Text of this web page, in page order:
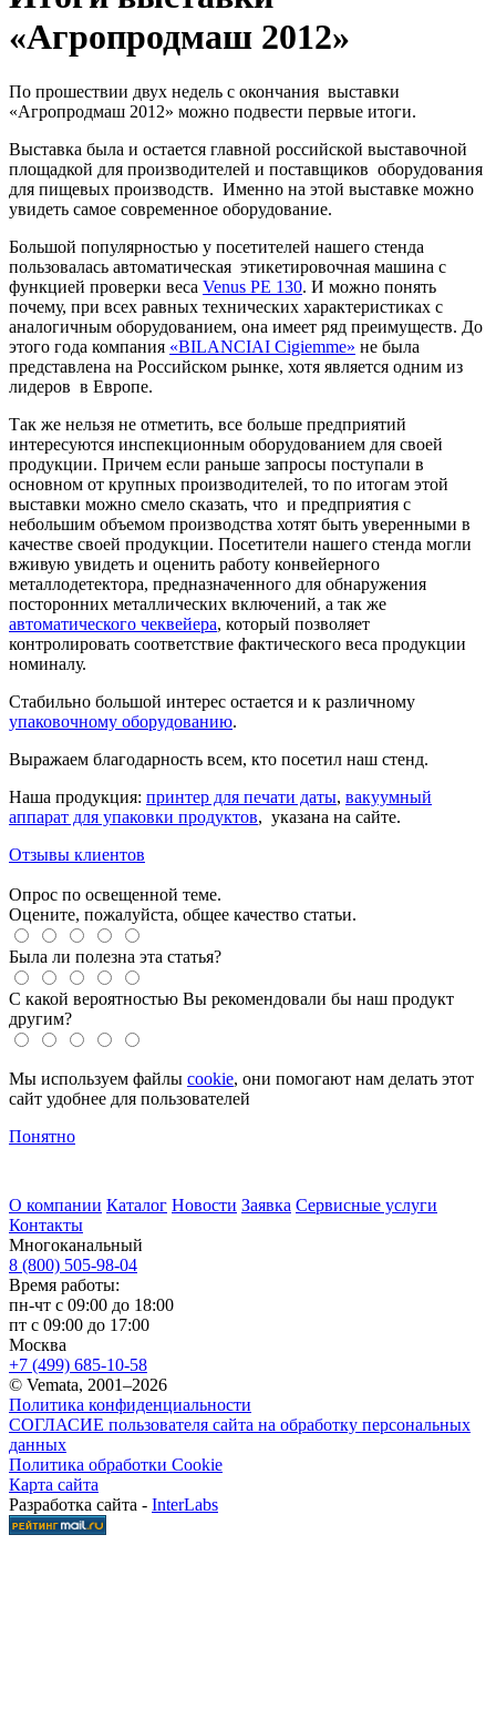
«Агропродмаш 2012»
По прошествии двух недель с окончания выставки
«Агропродмаш 2012» можно подвести первые итоги.
Выставка была и остается главной российской выставочной
площадкой для производителей и поставщиков оборудования
для пищевых производств. Именно на этой выставке можно
увидеть самое современное оборудование.
Большой популярностью у посетителей нашего стенда
пользовалась автоматическая этикетировочная машина с
функцией проверки веса Venus PE 130. И можно понять
почему, при всех равных технических характеристиках с
аналогичным оборудованием, она имеет ряд преимуществ. До
этого года компания «BILANCIAI Cigiemme» не была
представлена на Российском рынке, хотя является одним из
лидеров в Европе.
Так же нельзя не отметить, все больше предприятий
интересуются инспекционным оборудованием для своей
продукции. Причем если раньше запросы поступали в
основном от крупных производителей, то по итогам этой
выставки можно смело сказать, что и предприятия с
небольшим объемом производства хотят быть уверенными в
качестве своей продукции. Посетители нашего стенда могли
вживую увидеть и оценить работу конвейерного
металлодетектора, предназначенного для обнаружения
посторонних металлических включений, а так же
автоматического чеквейера, который позволяет
контролировать соответствие фактического веса продукции
номиналу.
Стабильно большой интерес остается и к различному
упаковочному оборудованию.
Выражаем благодарность всем, кто посетил наш стенд.
Наша продукция: принтер для печати даты, вакуумный
аппарат для упаковки продуктов, указана на сайте.
Отзывы клиентов
Опрос по освещенной теме.
Оцените, пожалуйста, общее качество статьи.
Была ли полезна эта статья?
С какой вероятностью Вы рекомендовали бы наш продукт
другим?
Мы используем файлы cookie, они помогают нам делать этот
сайт удобнее для пользователей
Понятно
О компании Каталог Новости Заявка Сервисные услуги
Контакты
Многоканальный
8 (800) 505-98-04
Время работы:
пн-чт с 09:00 до 18:00
пт с 09:00 до 17:00
Москва
+7 (499) 685-10-58
© Vemata, 2001–2026
Политика конфиденциальности
СОГЛАСИЕ пользователя сайта на обработку персональных
данных
Политика обработки Cookie
Карта сайта
Разработка сайта - InterLabs